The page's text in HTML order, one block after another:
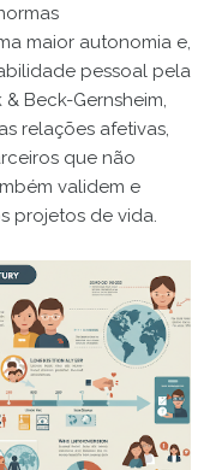
maior autonomia e,
pessoal pela
Beck-Gernsheim,
relações afetivas,
que não
validem e
projetos de vida.